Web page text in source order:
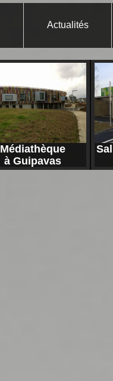
Actualités
Médiathèque
à Guipavas